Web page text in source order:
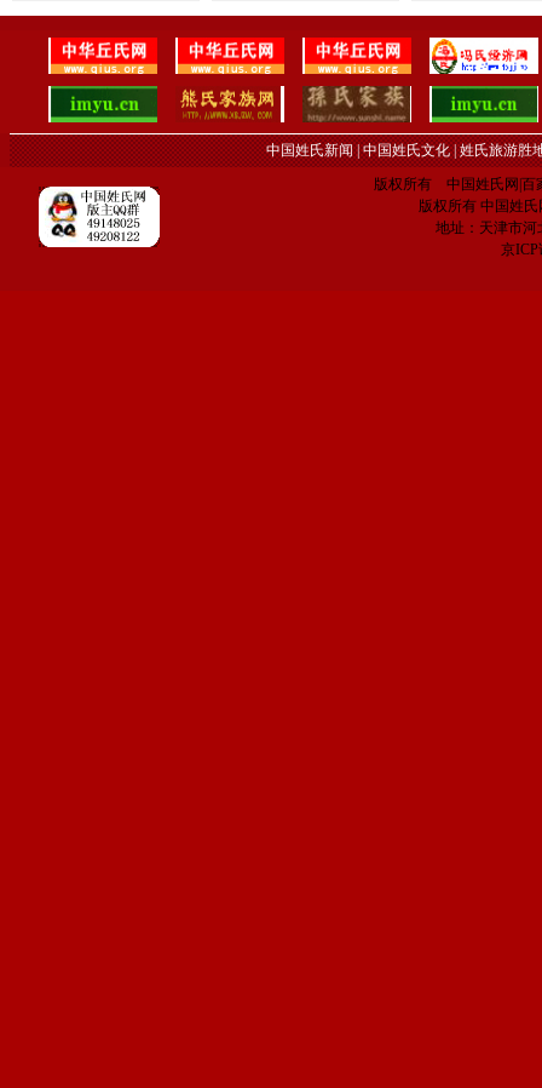
中国姓氏新闻|中国姓氏文化|姓氏旅游胜
版权所有 中国姓氏网|百
版权所有 中国姓氏
地址：天津市河
京ICP